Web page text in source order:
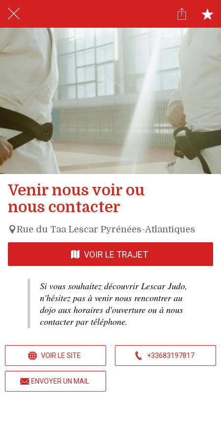
Venir nous voir ou
nous contacter
Rue du Taa Lescar Pyrénées-Atlantiques
VOIR LE TRAJET
Si vous souhaitez découvrir Lescar Judo,
n'hésitez pas à venir nous rencontrer au
dojo aux horaires d'ouverture ou à nous
contacter par téléphone.
VOIR LE SITE +33683197817
ENVOYER UN MAIL